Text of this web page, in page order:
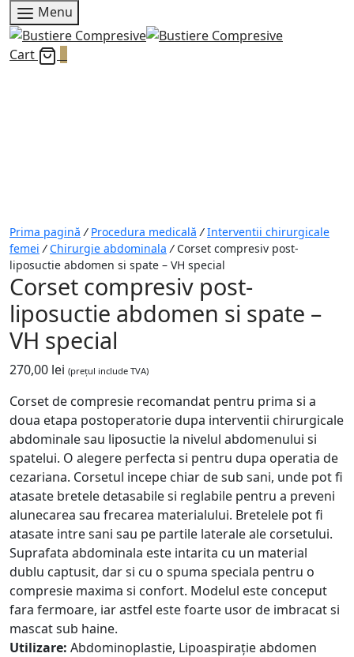
Menu
Cart
Prima pagină / Procedura medicală / Interventii chirurgicale
femei / Chirurgie abdominala /Corset compresiv post-
liposuctie abdomen si spate – VH special
Corset compresiv post-
liposuctie abdomen si spate –
VH special
270,00 lei (prețul include TVA)
Corset de compresie recomandat pentru prima si a
doua etapa postoperatorie dupa interventii chirurgicale
abdominale sau liposuctie la nivelul abdomenului si
spatelui. O alegere perfecta si pentru dupa operatia de
cezariana. Corsetul incepe chiar de sub sani, unde pot fi
atasate bretele detasabile si reglabile pentru a preveni
alunecarea sau frecarea materialului. Bretelele pot fi
atasate intre sani sau pe partile laterale ale corsetului.
Suprafata abdominala este intarita cu un material
dublu captusit, dar si cu o spuma speciala pentru o
compresie maxima si confort. Modelul este conceput
fara fermoare, iar astfel este foarte usor de imbracat si
mascat sub haine.
Utilizare: Abdominoplastie, Lipoaspirație abdomen